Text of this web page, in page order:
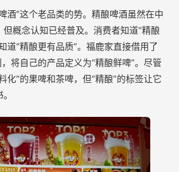
酒”这个老品类的势。精酿啤酒虽然在中
概念认知已经普及。消费者知道“精酿
道“精酿更有品质”。福鹿家直接借用了
将自己的产品定义为“精酿鲜啤”。尽管
化”的果啤和茶啤，但“精酿”的标签让它